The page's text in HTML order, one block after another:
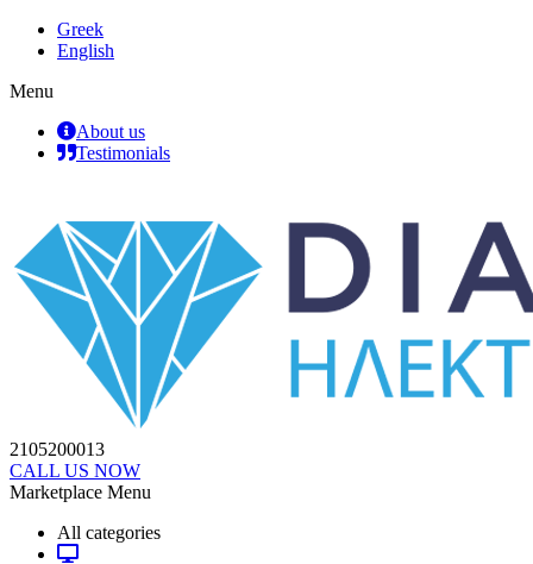
Greek
English
Menu
About us
Testimonials
2105200013
CALL US NOW
Marketplace Menu
All categories